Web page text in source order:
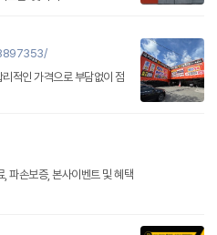
적인 가격으로 부담없이 점
파손보증, 본사이벤트 및 혜택